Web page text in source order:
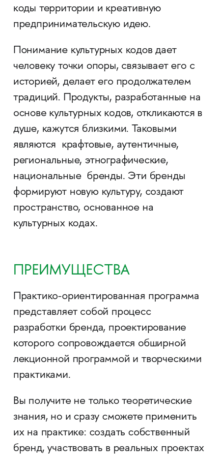
коды территории и креативную
предпринимательскую идею.
Понимание культурных кодов дает
человеку точки опоры, связывает его с
историей, делает его продолжателем
традиций. Продукты, разработанные на
основе культурных кодов, откликаются в
душе, кажутся близкими. Таковыми
являются крафтовые, аутентичные,
региональные, этнографические,
национальные бренды. Эти бренды
формируют новую культуру, создают
пространство, основанное на
культурных кодах.
ПРЕИМУЩЕСТВА
Практико-ориентированная программа
представляет собой процесс
разработки бренда, проектирование
которого сопровождается обширной
лекционной программой и творческими
практиками.
Вы получите не только теоретические
знания, но и сразу сможете применить
их на практике: создать собственный
бренд, участвовать в реальных проектах